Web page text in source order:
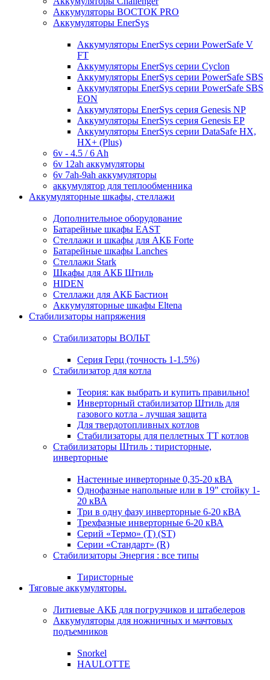
Аккумуляторы ВОСТОК PRO
Аккумуляторы EnerSys
Аккумуляторы EnerSys серии PowerSafe V
FT
Аккумуляторы EnerSys серии Cyclon
Аккумуляторы EnerSys серии PowerSafe SBS
Аккумуляторы EnerSys серии PowerSafe SBS
EON
Аккумуляторы EnerSys серия Genesis NP
Аккумуляторы EnerSys серия Genesis EP
Аккумуляторы EnerSys серии DataSafe HX,
HX+ (Plus)
6v - 4.5 / 6 Ah
6v 12ah аккумуляторы
6v 7ah-9ah аккумуляторы
аккумулятор для теплообменника
Аккумуляторные шкафы, стеллажи
Дополнительное оборудование
Батарейные шкафы EAST
Стеллажи и шкафы для АКБ Forte
Батарейные шкафы Lanches
Стеллажи Stark
Шкафы для АКБ Штиль
HIDEN
Стеллажи для АКБ Бастион
Аккумуляторные шкафы Eltena
Стабилизаторы напряжения
Стабилизаторы ВОЛЬТ
Серия Герц (точность 1-1.5%)
Стабилизатор для котла
Теория: как выбрать и купить правильно!
Инверторный стабилизатор Штиль для
газового котла - лучшая защита
Для твердотопливных котлов
Стабилизаторы для пеллетных ТТ котлов
Стабилизаторы Штиль : тиристорные,
инверторные
Настенные инверторные 0,35-20 кВА
Однофазные напольные или в 19" стойку 1-
20 кВА
Три в одну фазу инверторные 6-20 кВА
Трехфазные инверторные 6-20 кВА
Серий «Термо» (T) (ST)
Серии «Стандарт» (R)
Стабилизаторы Энергия : все типы
Тиристорные
Тяговые аккумуляторы.
Литиевые АКБ для погрузчиков и штабелеров
Аккумуляторы для ножничных и мачтовых
подъемников
Snorkel
HAULOTTE